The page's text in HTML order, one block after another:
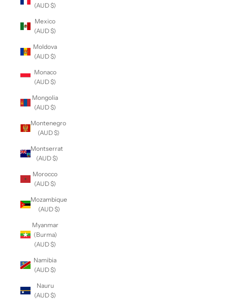
(AUD $)
Mexico
(AUD $)
Moldova
(AUD $)
Monaco
(AUD $)
Mongolia
(AUD $)
Montenegro
(AUD $)
Montserrat
(AUD $)
Morocco
(AUD $)
Mozambique
(AUD $)
Myanmar
(Burma)
(AUD $)
Namibia
(AUD $)
Nauru
(AUD $)